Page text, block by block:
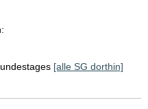
[alle SG dorthin]